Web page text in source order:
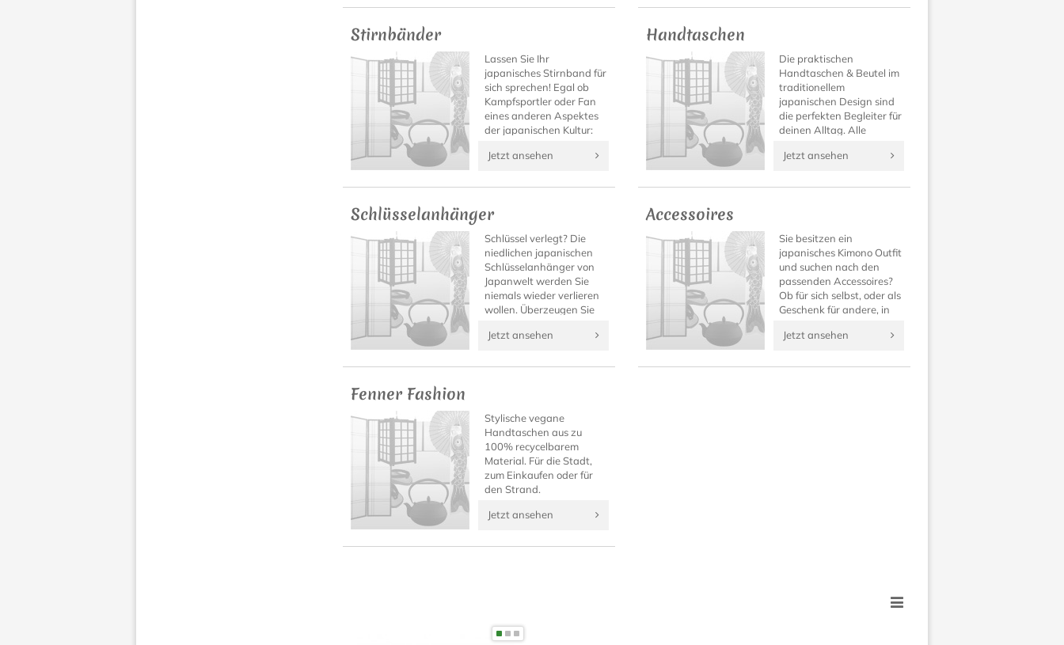
Shirt.
Stirnbänder
Lassen Sie Ihr
japanisches Stirnband für
sich sprechen! Egal ob
Kampfsportler oder Fan
eines anderen Aspektes
der japanischen Kultur:
bestimmt das Kanji-
Motto!
Jetzt ansehen
Handtaschen
Die praktischen
Handtaschen & Beutel im
traditionellem
japanischen Design sind
die perfekten Begleiter für
deinen Alltag. Alle
verstaut.
Jetzt ansehen
Schlüsselanhänger
Schlüssel verlegt? Die
niedlichen japanischen
Schlüsselanhänger von
Japanwelt werden Sie
niemals wieder verlieren
wollen. Überzeugen Sie
einzigartigen
Accessoires!
Jetzt ansehen
Accessoires
Sie besitzen ein
japanisches Kimono Outfit
und suchen nach den
passenden Accessoires?
Ob für sich selbst, oder als
Geschenk für andere, in
japanische Geldbörsen,
und Anhänger.
Jetzt ansehen
Fenner Fashion
Stylische vegane
Handtaschen aus zu
100% recycelbarem
Material. Für die Stadt,
zum Einkaufen oder für
den Strand.
Jetzt ansehen